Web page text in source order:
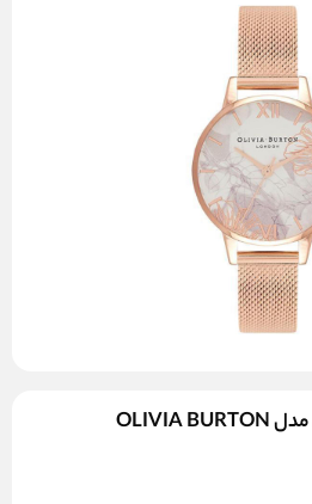
ساعت زنانه اولیویا بارتون مدل OLIVIA BURTON